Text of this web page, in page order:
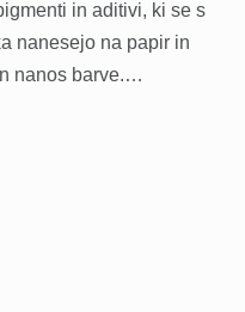
in aditivi, ki se s
nanesejo na papir in
nanos barve.…